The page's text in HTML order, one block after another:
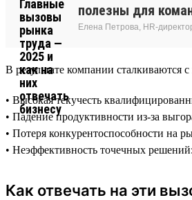
полезны для
Елена Петрова, HR-
В результате компании сталкиваются
• Высокая текучесть
• Падение продуктивности из-за
• Потеря конкурентоспособности на
• Неэффективность точечных
Как отвечать на эти